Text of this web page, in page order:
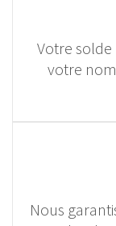
Votre
votre
Nous